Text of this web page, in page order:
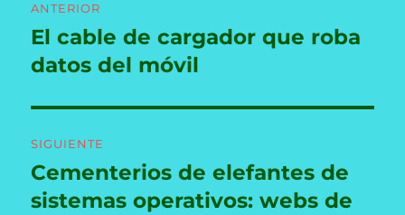
de
entradas
ANTERIOR
Entrada
anterior:
El cable de cargador que roba
datos del móvil
SIGUIENTE
Entrada
siguiente:
Cementerios de elefantes de
sistemas operativos: webs de